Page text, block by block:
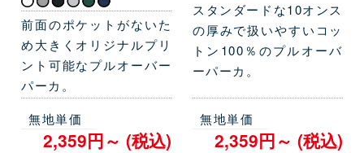
前面のポケットがないた
め大きくオリジナルプリ
ント可能なプルオーバー
パーカ。
無地単価
2,359円～ (税込)
スタンダードな10オンス
の厚みで扱いやすいコッ
トン100％のプルオーバ
ーパーカ。
無地単価
2,359円～ (税込)